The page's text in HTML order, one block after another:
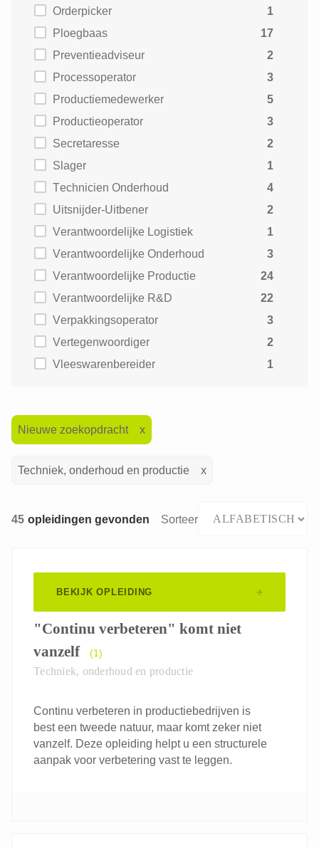
Orderpicker
1
Ploegbaas
17
Preventieadviseur
2
Processoperator
3
Productiemedewerker
5
Productieoperator
3
Secretaresse
2
Slager
1
Technicien Onderhoud
4
Uitsnijder-Uitbener
2
Verantwoordelijke Logistiek
1
Verantwoordelijke Onderhoud
3
Verantwoordelijke Productie
24
Verantwoordelijke R&D
22
Verpakkingsoperator
3
Vertegenwoordiger
2
Vleeswarenbereider
1
Nieuwe zoekopdracht
Techniek, onderhoud en productie
45 opleidingen gevonden Sorteer
BEKIJK OPLEIDING
"Continu verbeteren" komt niet
vanzelf
(1)
Techniek, onderhoud en productie
Continu verbeteren in productiebedrijven is
best een tweede natuur, maar komt zeker niet
vanzelf. Deze opleiding helpt u een structurele
aanpak voor verbetering vast te leggen.